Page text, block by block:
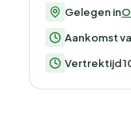
Gelegen in
Aankomst
Vertrektijd